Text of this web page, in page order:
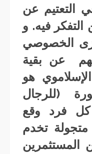
التعتيم عن
فيه. و
الخصوصي
عن بقية
هو
(للرجال
فرد وقع
متجولة تخدم
المستثمرين